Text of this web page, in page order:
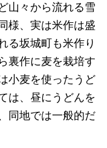
山々から流れる雪
様、実は米作は盛
る坂城町も米作り
裏作に麦を栽培す
小麦を使ったうど
は、昼にうどんを
同地では一般的だ